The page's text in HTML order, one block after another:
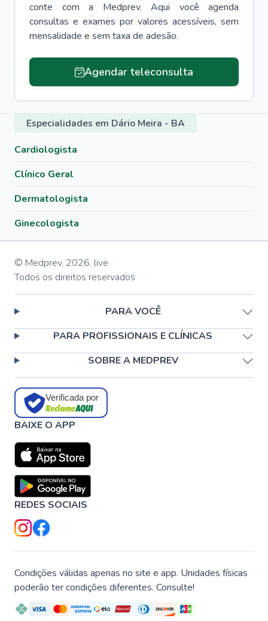
conte com a Medprev. Aqui você agenda
consultas e exames por valores acessíveis, sem
mensalidade e sem taxa de adesão.
Agendar teleconsulta
Especialidades em Dário Meira - BA
Cardiologista
Clínico Geral
Dermatologista
Ginecologista
© Medprev, 2026, live
Todos os direitos reservados
PARA VOCÊ
PARA PROFISSIONAIS E CLÍNICAS
SOBRE A MEDPREV
Verificada por
BAIXE O APP
REDES SOCIAIS
Condições válidas apenas no site e app. Unidades físicas
poderão ter condições diferentes. Consulte!